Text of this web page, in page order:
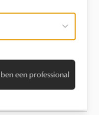
een professional